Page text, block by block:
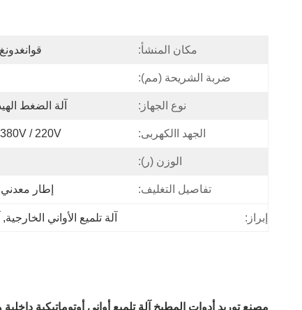
مكان المنشأ:
ضربة الشريحة (مم):
نوع الجهاز: آلة الضغط
الجهد االكهربى: 380V / 220V اختياري
الوزن (ر):
تفاصيل التغليف: إطار
إبراز: آلة تلميع الأواني الخارجية,
مصنع توريد أدوات المطبخ آلة تلميع أواني أوتوماتيكية